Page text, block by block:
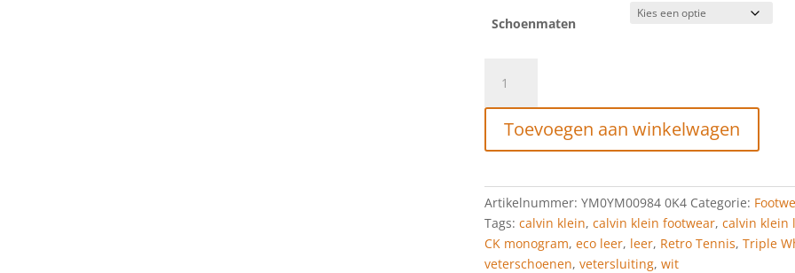
Schoenmaten
Klein
Retro
Tennis
Low
MTL
Triple
White
aantal
Toevoegen aan winkelwagen
Artikelnummer:YM0YM00984 0K4 Categorie:
Tags:calvin klein,calvin klein footwear,calvin klein
CK monogram,eco leer, leer, Retro Tennis,Triple
veterschoenen,vetersluiting,wit